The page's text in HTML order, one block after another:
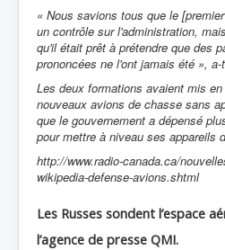
« Nous savions tous que le
un contrôle sur l'administration,
qu'il était prêt à prétendre que des
prononcées ne l'ont jamais été »,
Les deux formations avaient mis
nouveaux avions de chasse sans
que le gouvernement a dépensé
pour mettre à niveau ses appareils
http://www.radio-canada.ca/
wikipedia-defense-avions.shtml
Les Russes sondent l’espace
l’agence de presse QMI.